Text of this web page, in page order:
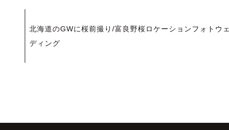
投
稿
ナ
北海道のGWに桜前撮り/富良野桜ロケーションフォトウェ
ディング